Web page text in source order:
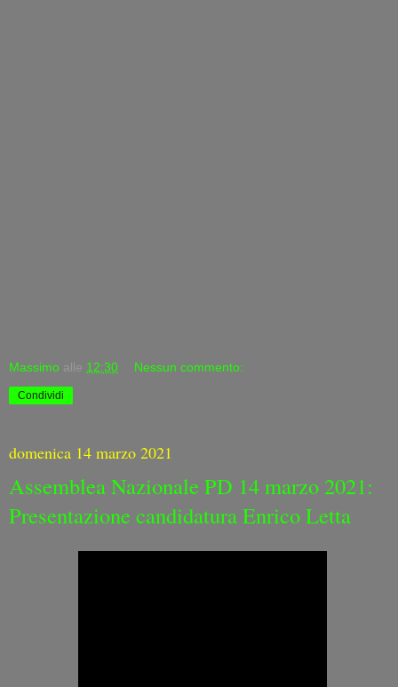
Massimo alle 12:30 Nessun commento:
Condividi
domenica 14 marzo 2021
Assemblea Nazionale PD 14 marzo 2021:
Presentazione candidatura Enrico Letta